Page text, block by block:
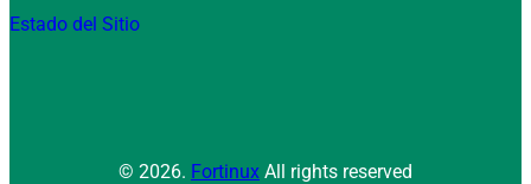
Estado del Sitio
© 2026. Fortinux All rights reserved